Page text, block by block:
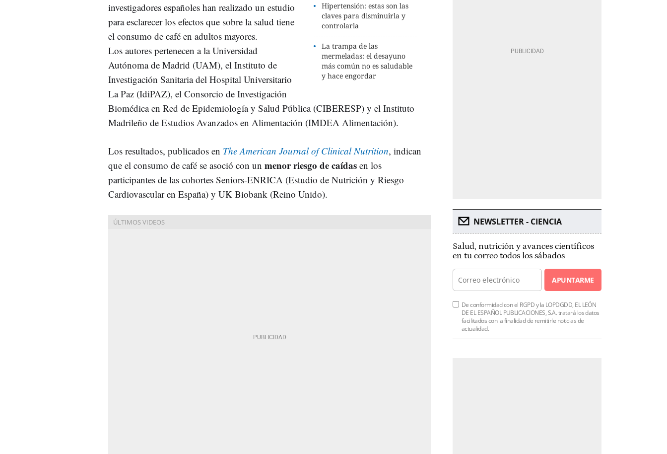
Hipertensión: estas son las
claves para disminuirla y
controlarla
La trampa de las
mermeladas: el desayuno
más común no es saludable
y hace engordar
investigadores españoles han realizado un estudio
para esclarecer los efectos que sobre la salud tiene
el consumo de café en adultos mayores.
Los autores pertenecen a la Universidad
Autónoma de Madrid (UAM), el Instituto de
Investigación Sanitaria del Hospital Universitario
La Paz (IdiPAZ), el Consorcio de Investigación
Biomédica en Red de Epidemiología y Salud Pública (CIBERESP) y el Instituto
Madrileño de Estudios Avanzados en Alimentación (IMDEA Alimentación).
Los resultados, publicados en The American Journal of Clinical Nutrition, indican
que el consumo de café se asoció con un menor riesgo de caídas en los
participantes de las cohortes Seniors-ENRICA (Estudio de Nutrición y Riesgo
Cardiovascular en España) y UK Biobank (Reino Unido).
NEWSLETTER - CIENCIA
Salud, nutrición y avances científicos
en tu correo todos los sábados
APUNTARME
De conformidad con el RGPD y la LOPDGDD, EL LEÓN
DE EL ESPAÑOL PUBLICACIONES, S.A. tratará los datos
facilitados con la finalidad de remitirle noticias de
actualidad.